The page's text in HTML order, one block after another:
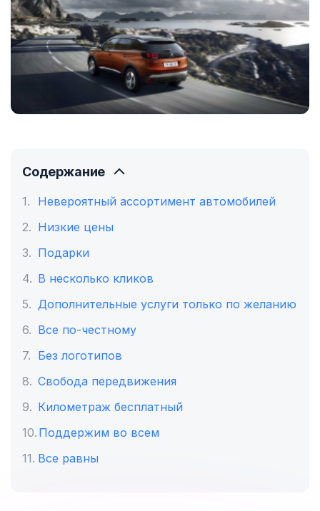
Содержание
Невероятный ассортимент автомобилей
Низкие цены
Подарки
В несколько кликов
Дополнительные услуги только по желанию
Все по-честному
Без логотипов
Свобода передвижения
Километраж бесплатный
Поддержим во всем
Все равны